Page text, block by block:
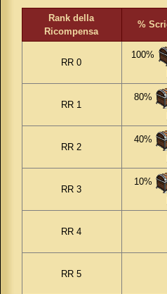
Rank della
Ricompensa
%
RR 0
100%
RR 1
80%
RR 2
40%
RR 3
10%
RR 4
RR 5